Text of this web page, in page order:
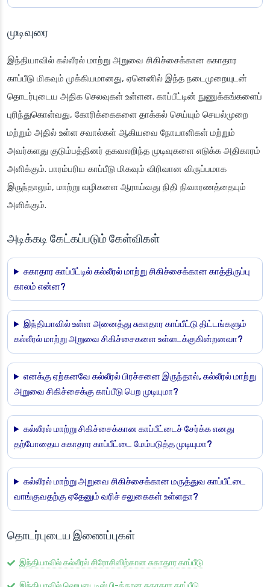
முடிவுரை
இந்தியாவில் கல்லீரல் மாற்று அறுவை சிகிச்சைக்கான சுகாதார
காப்பீடு மிகவும் முக்கியமானது, ஏனெனில் இந்த நடைமுறையுடன்
தொடர்புடைய அதிக செலவுகள் உள்ளன. காப்பீட்டின் நுணுக்கங்களைப்
புரிந்துகொள்வது, கோரிக்கைகளை தாக்கல் செய்யும் செயல்முறை
மற்றும் அதில் உள்ள சவால்கள் ஆகியவை நோயாளிகள் மற்றும்
அவர்களது குடும்பத்தினர் தகவலறிந்த முடிவுகளை எடுக்க அதிகாரம்
அளிக்கும். பாரம்பரிய காப்பீடு மிகவும் விரிவான விருப்பமாக
இருந்தாலும், மாற்று வழிகளை ஆராய்வது நிதி நிவாரணத்தையும்
அளிக்கும்.
அடிக்கடி கேட்கப்படும் கேள்விகள்
சுகாதார காப்பீட்டில் கல்லீரல் மாற்று சிகிச்சைக்கான காத்திருப்பு
காலம் என்ன?
இந்தியாவில் உள்ள அனைத்து சுகாதார காப்பீட்டு திட்டங்களும்
கல்லீரல் மாற்று அறுவை சிகிச்சைகளை உள்ளடக்குகின்றனவா?
எனக்கு ஏற்கனவே கல்லீரல் பிரச்சனை இருந்தால், கல்லீரல் மாற்று
அறுவை சிகிச்சைக்கு காப்பீடு பெற முடியுமா?
கல்லீரல் மாற்று சிகிச்சைக்கான காப்பீட்டைச் சேர்க்க எனது
தற்போதைய சுகாதார காப்பீட்டை மேம்படுத்த முடியுமா?
கல்லீரல் மாற்று அறுவை சிகிச்சைக்கான மருத்துவ காப்பீட்டை
வாங்குவதற்கு ஏதேனும் வரிச் சலுகைகள் உள்ளதா?
தொடர்புடைய இணைப்புகள்
இந்தியாவில் கல்லீரல் சிரோசிஸிற்கான சுகாதார காப்பீடு